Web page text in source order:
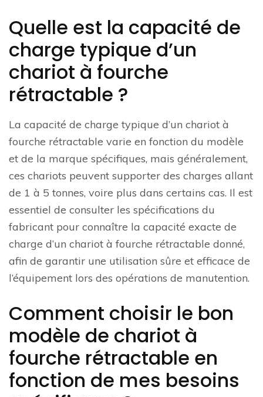
Quelle est la capacité de
charge typique d’un
chariot à fourche
rétractable ?
La capacité de charge typique d’un chariot à
fourche rétractable varie en fonction du modèle
et de la marque spécifiques, mais généralement,
ces chariots peuvent supporter des charges allant
de 1 à 5 tonnes, voire plus dans certains cas. Il est
essentiel de consulter les spécifications du
fabricant pour connaître la capacité exacte de
charge d’un chariot à fourche rétractable donné,
afin de garantir une utilisation sûre et efficace de
l’équipement lors des opérations de manutention.
Comment choisir le bon
modèle de chariot à
fourche rétractable en
fonction de mes besoins